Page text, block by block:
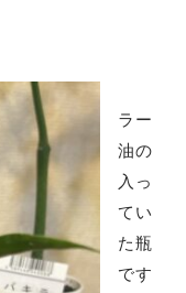
ラー
油の
入っ
てい
た瓶
です